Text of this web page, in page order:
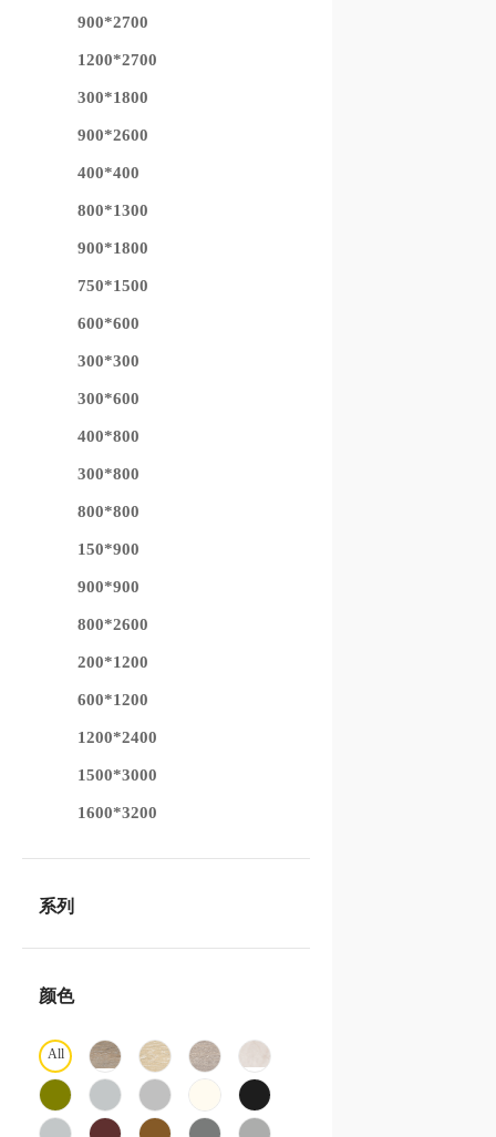
900*2700
1200*2700
300*1800
900*2600
400*400
800*1300
900*1800
750*1500
600*600
300*300
300*600
400*800
300*800
800*800
150*900
900*900
800*2600
200*1200
600*1200
1200*2400
1500*3000
1600*3200
系列
颜色
All